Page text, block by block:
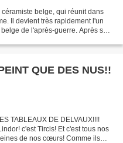
belge, qui réunit dans
Il devient très rapidement l'un
de l'après-guerre. Après sa
QUE DES NUS!!
TABLEAUX DE DELVAUX!!!!
c'est Tircis! Et c'est tous nos
de nos cœurs! Comme ils